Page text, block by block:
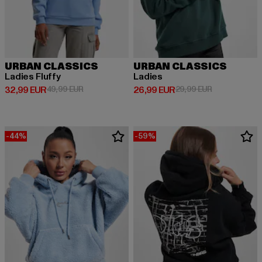
URBAN CLASSICS
Ladies Fluffy
32,99 EUR
Derzeitiger Preis: 32,99 EUR
49,99 EURAktionspreis: 49,99 EUR
URBAN CLASSICS
Ladies
26,99 EUR
Derzeitiger Preis: 26,99 EUR
29,99 EURAktionspreis:
-44% -59%